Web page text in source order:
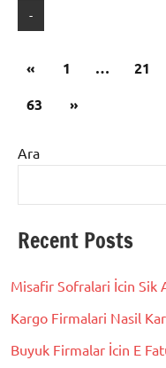
-
Yazı
sayfalaması
«Önceki
1 … 21
63
Sonraki
»
Ara
Recent Posts
Misafir Sofralari İcin Sik
Kargo Firmalari Nasil
Buyuk Firmalar İcin E